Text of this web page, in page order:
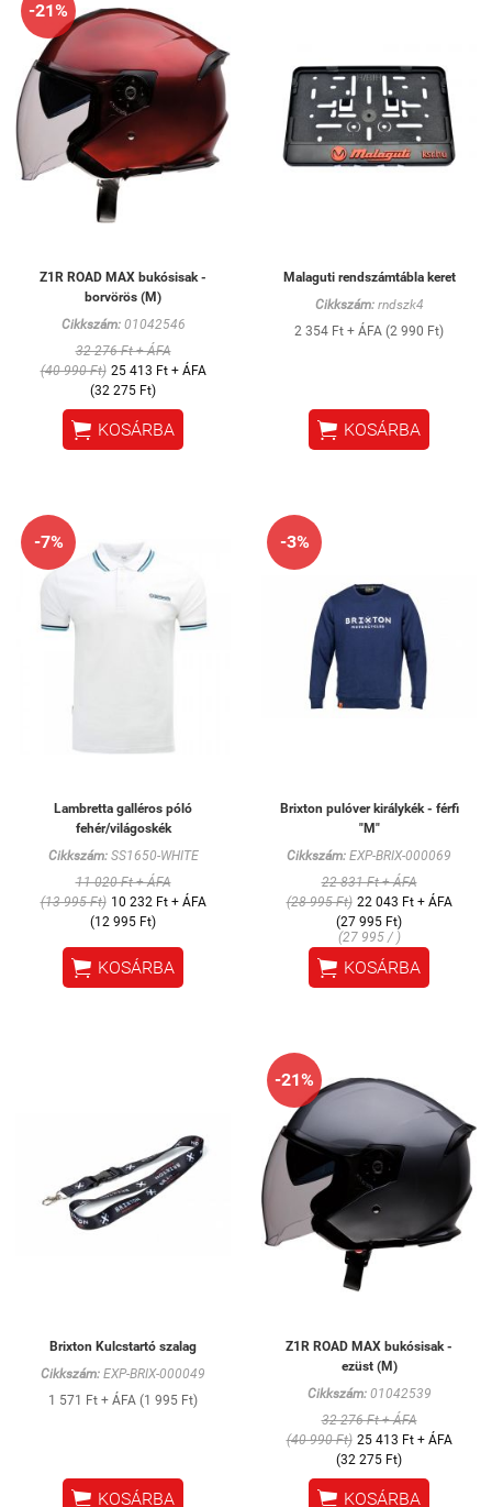
-21%
Z1R ROAD MAX bukósisak -
borvörös (M)
Cikkszám:01042546
32 276 Ft + ÁFA
(40 990 Ft) 25 413 Ft + ÁFA
(32 275 Ft)
 KOSÁRBA
Malaguti rendszámtábla keret
Cikkszám:rndszk4
2 354 Ft + ÁFA (2 990 Ft)
 KOSÁRBA
-7%
Lambretta galléros póló
fehér/világoskék
Cikkszám:SS1650-WHITE
11 020 Ft + ÁFA
(13 995 Ft) 10 232 Ft + ÁFA
(12 995 Ft)
 KOSÁRBA
-3%
Brixton pulóver királykék - férfi
"M"
Cikkszám: EXP-BRIX-000069
22 831 Ft + ÁFA
(28 995 Ft) 22 043 Ft + ÁFA
(27 995 Ft)
(27 995 / )
 KOSÁRBA
Brixton Kulcstartó szalag
Cikkszám: EXP-BRIX-000049
1 571 Ft + ÁFA (1 995 Ft)
 KOSÁRBA
-21%
Z1R ROAD MAX bukósisak -
ezüst (M)
Cikkszám:01042539
32 276 Ft + ÁFA
(40 990 Ft) 25 413 Ft + ÁFA
(32 275 Ft)
 KOSÁRBA